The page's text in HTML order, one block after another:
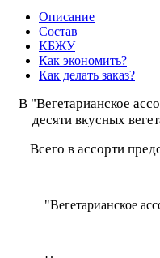
Описание
Состав
КБЖУ
Как экономить?
Как делать заказ?
В "Вегетарианское
десяти вкусных
Всего в ассорти
"Вегетарианское